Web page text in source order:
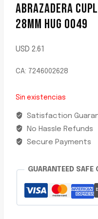
ABRAZADERA
28MM HUG 0049
USD 2.61
CA: 7246002628
Sin existencias
Satisfaction
No Hassle Refunds
Secure Payments
GUARANTEED SAFE